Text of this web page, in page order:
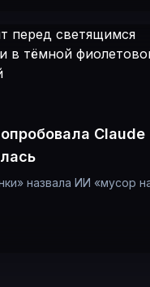
Claude
назвала ИИ «мусор